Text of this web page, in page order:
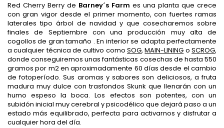
Red Cherry Berry de Barney´s Farm es una planta que crece
con gran vigor desde el primer momento, con fuertes ramas
laterales tipo árbol de navidad y que cosecharemos sobre
finales de Septiembre con una producción muy alta de
cogollos de gran tamaño . En interior se adapta perfectamente
a cualquier técnica de cultivo como SOG,MAIN-LINING oSCROG,
donde conseguiremos unas fantásticas cosechas de hasta 550
gramos por m2 en aproximadamente 60 días desde el cambio
de fotoperíodo. Sus aromas y sabores son deliciosos, a fruta
madura muy dulce con trasfondos Skunk que llenarán con un
humo espeso la boca. Los efectos son potentes, con un
subidón inicial muy cerebral y psicodélico que dejará paso a un
estado más equilibrado, perfecta para activarnos y disfrutar a
cualquier hora del día.